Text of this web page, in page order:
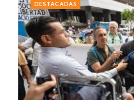
DESTACADAS